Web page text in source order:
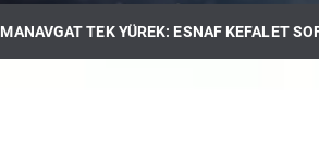
MANAVGAT TEK YÜREK: ESNAF KEFALET